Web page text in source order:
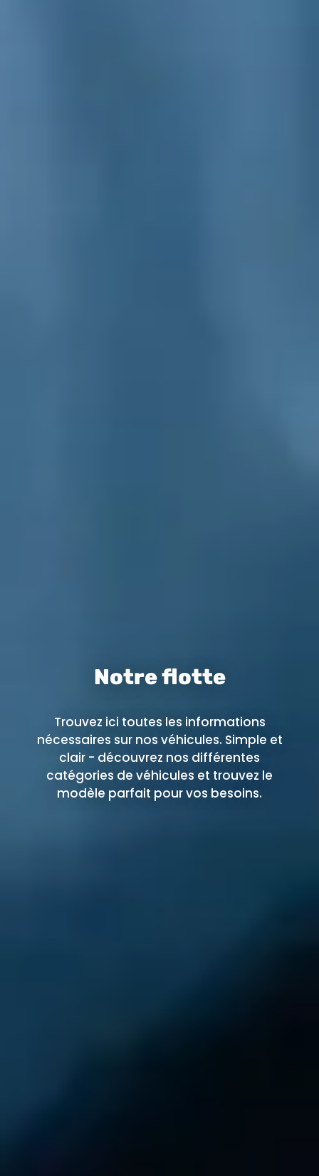
Notre flotte
Trouvez ici toutes les informations
nécessaires sur nos véhicules. Simple et
clair - découvrez nos différentes
catégories de véhicules et trouvez le
modèle parfait pour vos besoins.